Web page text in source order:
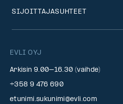
EVLI OYJ
Arkisin 9.00–16.30 (vaihde)
+358 9 476 690
etunimi.sukunimi@evli.com
SIJOITTAJASUHTEET